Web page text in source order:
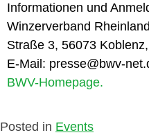
Informationen und
Winzerverband
Straße 3, 56073
E-Mail: presse@bwv-
BWV-Homepage.
Posted in Events